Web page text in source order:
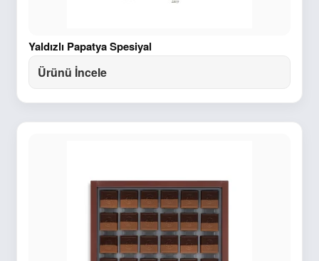
Yaldızlı Papatya Spesiyal
Ürünü İncele